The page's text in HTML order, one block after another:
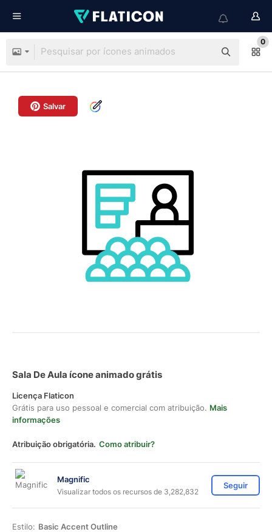
0
Salvar
Sala De Aula ícone animado grátis
Licença Flaticon
Grátis para uso pessoal e comercial com atribuição. Mais
informações
Atribuição obrigatória. Como atribuir?
Magnific
Visualizar todos os recursos de 3,282,832
Seguir
Estilo: Basic Accent Outline